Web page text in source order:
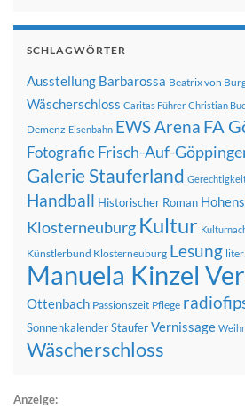
SCHLAGWÖRTER
Ausstellung Barbarossa Beatrix von
Wäscherschloss Caritas Führer Christian
Demenz Eisenbahn EWS Arena FA
FotografieFrisch-Auf-
Galerie Stauferland
Handball Historischer Roman
Klosterneuburg Kultur
Künstlerbund Klosterneuburg Lesung
Manuela Kinzel
Ottenbach Passionszeit Pflege
SonnenkalenderStauferVernissage
Wäscherschloss
Anzeige: